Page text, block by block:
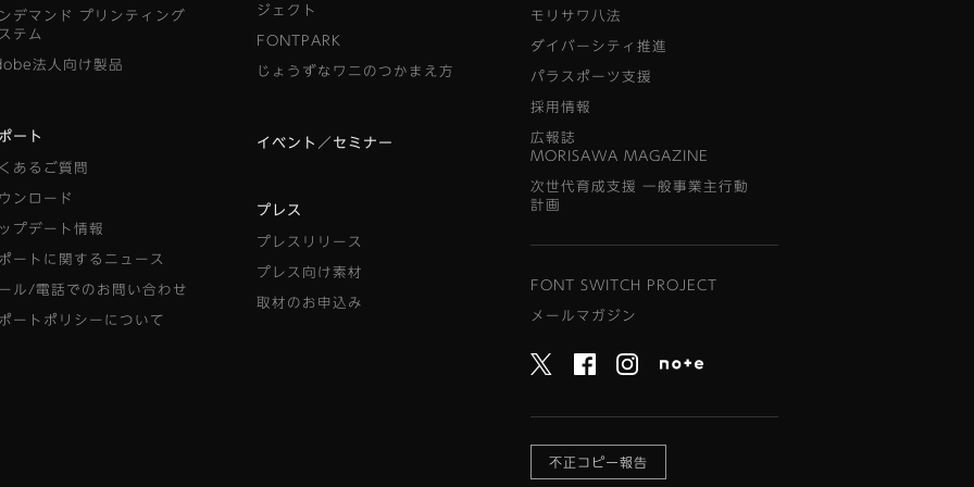
デマンド プリンティング
テム
法人向け製品
ート
あるご質問
ンロード
プデート情報
ートに関するニュース
ル/電話でのお問い合わせ
ートポリシーについて
ジェクト
FONTPARK
じょうずなワニのつかまえ方
イベント／セミナー
プレス
プレスリリース
プレス向け素材
取材のお申込み
モリサワ八法
ダイバーシティ推進
パラスポーツ支援
採用情報
広報誌
MORISAWA MAGAZINE
次世代育成支援 一般事業主行動
計画
FONT SWITCH PROJECT
メールマガジン
不正コピー報告